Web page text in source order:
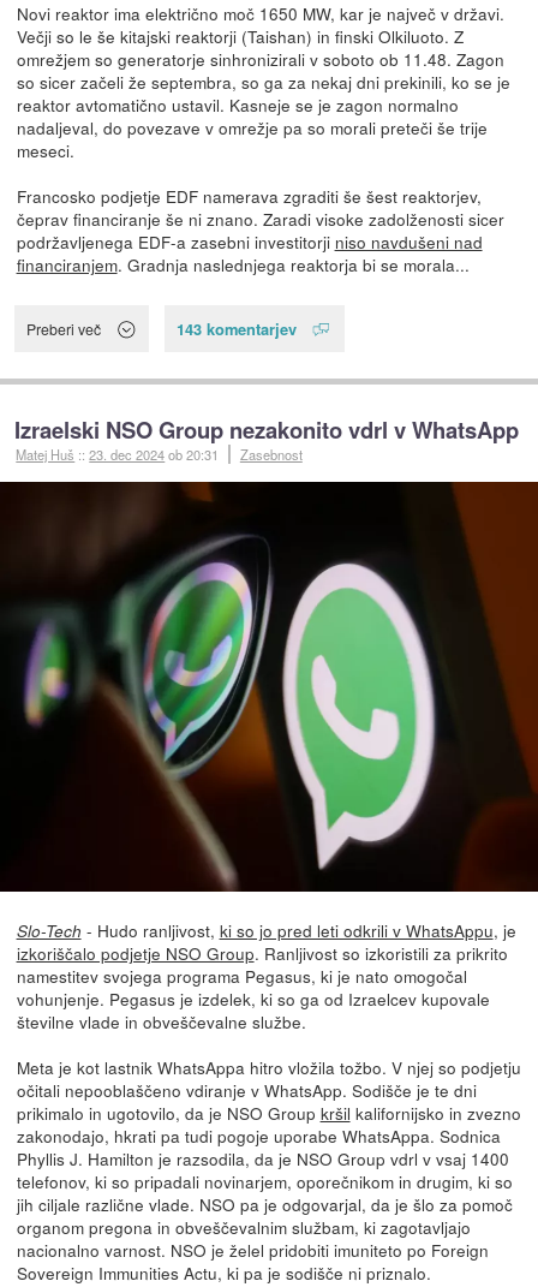
Novi reaktor ima električno moč 1650 MW, kar je največ v državi.
Večji so le še kitajski reaktorji (Taishan) in finski Olkiluoto. Z
omrežjem so generatorje sinhronizirali v soboto ob 11.48. Zagon
so sicer začeli že septembra, so ga za nekaj dni prekinili, ko se je
reaktor avtomatično ustavil. Kasneje se je zagon normalno
nadaljeval, do povezave v omrežje pa so morali preteči še trije
meseci.
Francosko podjetje EDF namerava zgraditi še šest reaktorjev,
čeprav financiranje še ni znano. Zaradi visoke zadolženosti sicer
podržavljenega EDF-a zasebni investitorji niso navdušeni nad
financiranjem. Gradnja naslednjega reaktorja bi se morala...
Preberi več 143 komentarjev
Izraelski NSO Group nezakonito vdrl v WhatsApp
Matej Huš ::23. dec 2024ob 20:31 Zasebnost
Slo-Tech - Hudo ranljivost, ki so jo pred leti odkrili v WhatsAppu, je
izkoriščalo podjetje NSO Group. Ranljivost so izkoristili za prikrito
namestitev svojega programa Pegasus, ki je nato omogočal
vohunjenje. Pegasus je izdelek, ki so ga od Izraelcev kupovale
številne vlade in obveščevalne službe.
Meta je kot lastnik WhatsAppa hitro vložila tožbo. V njej so podjetju
očitali nepooblaščeno vdiranje v WhatsApp. Sodišče je te dni
prikimalo in ugotovilo, da je NSO Group kršil kalifornijsko in zvezno
zakonodajo, hkrati pa tudi pogoje uporabe WhatsAppa. Sodnica
Phyllis J. Hamilton je razsodila, da je NSO Group vdrl v vsaj 1400
telefonov, ki so pripadali novinarjem, oporečnikom in drugim, ki so
jih ciljale različne vlade. NSO pa je odgovarjal, da je šlo za pomoč
organom pregona in obveščevalnim službam, ki zagotavljajo
nacionalno varnost. NSO je želel pridobiti imuniteto po Foreign
Sovereign Immunities Actu, ki pa je sodišče ni priznalo.